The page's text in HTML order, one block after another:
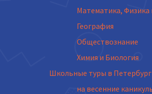
Математика, Физика
География
Обществознание
Химия и Биология
Школьные туры в Петербург
на весенние